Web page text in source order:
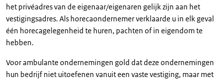
het privéadres van de eigenaar/eigenaren gelijk zijn aan het
vestigingsadres. Als horecaondernemer verklaarde u in elk geval
één horecagelegenheid te huren, pachten of in eigendom te
hebben.
Voor ambulante ondernemingen gold dat deze ondernemingen
hun bedrijf niet uitoefenen vanuit een vaste vestiging, maar met